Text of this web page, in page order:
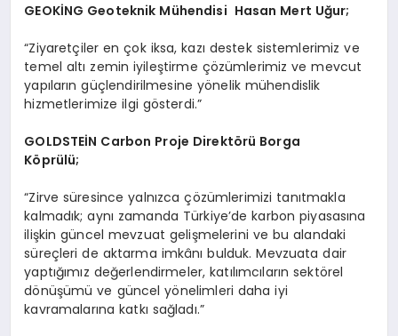
GEOKİNG Geoteknik Mühendisi Hasan Mert Uğur;
“Ziyaretçiler en çok iksa, kazı destek sistemlerimiz ve
temel altı zemin iyileştirme çözümlerimiz ve mevcut
yapıların güçlendirilmesine yönelik mühendislik
hizmetlerimize ilgi gösterdi.”
GOLDSTEİN Carbon Proje Direktörü Borga
Köprülü;
“Zirve süresince yalnızca çözümlerimizi tanıtmakla
kalmadık; aynı zamanda Türkiye’de karbon piyasasına
ilişkin güncel mevzuat gelişmelerini ve bu alandaki
süreçleri de aktarma imkânı bulduk. Mevzuata dair
yaptığımız değerlendirmeler, katılımcıların sektörel
dönüşümü ve güncel yönelimleri daha iyi
kavramalarına katkı sağladı.”